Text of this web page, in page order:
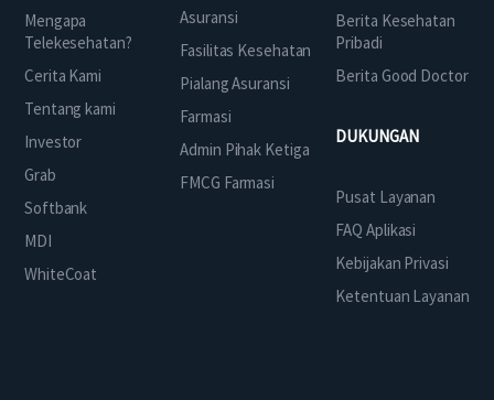
Mengapa
Telekesehatan?
Cerita Kami
Tentang kami
Investor
Grab
Softbank
MDI
WhiteCoat
Asuransi
Fasilitas Kesehatan
Pialang Asuransi
Farmasi
Admin Pihak Ketiga
FMCG Farmasi
Berita Kesehatan
Pribadi
Berita Good Doctor
DUKUNGAN
Pusat Layanan
FAQ Aplikasi
Kebijakan Privasi
Ketentuan Layanan